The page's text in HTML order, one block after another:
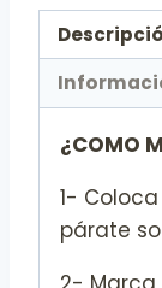
¿COMO
1-
párate